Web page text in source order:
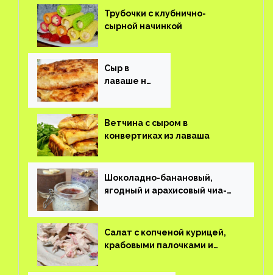
Трубочки с клубнично-
сырной начинкой
Сыр в
лаваше на
Ветчина с сыром в
конвертиках из лаваша
Шоколадно-банановый,
ягодный и арахисовый чиа-
Салат с копченой курицей,
крабовыми палочками и